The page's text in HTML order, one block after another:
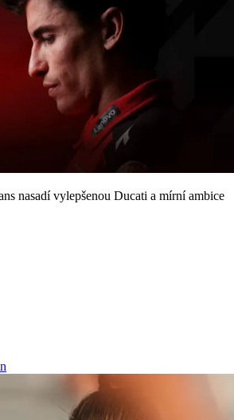
nasadí vylepšenou Ducati a mírní ambice